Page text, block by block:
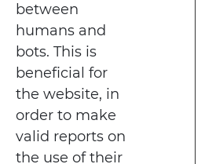
between
humans and
bots. This is
beneficial for
the website, in
order to make
valid reports on
the use of their